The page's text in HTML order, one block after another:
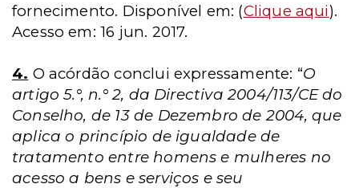
fornecimento. Disponível em: (Clique aqui).
Acesso em: 16 jun. 2017.
4. O acórdão conclui expressamente: “O
artigo 5.°, n.° 2, da Directiva 2004/113/CE do
Conselho, de 13 de Dezembro de 2004, que
aplica o princípio de igualdade de
tratamento entre homens e mulheres no
acesso a bens e serviços e seu